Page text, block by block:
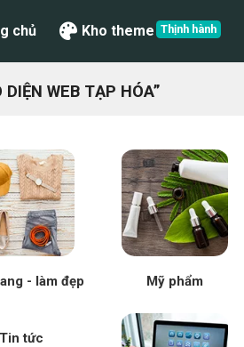
chủ Kho theme
WEB TẠP HÓA”
- làm đẹp Mỹ phẩm
Tin tức